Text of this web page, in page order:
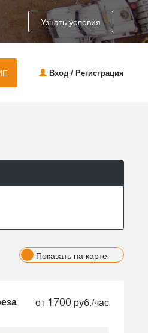
Узнать условия
Вход / Регистрация
Показать на карте
от 1700 руб./час